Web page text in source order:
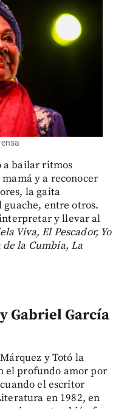
a bailar ritmos
y a reconocer
la gaita
guache, entre otros.
y llevar al
Viva, El Pescador, Yo
la Cumbia, La
Gabriel García
y Totó la
el profundo amor por
el escritor
en 1982, en